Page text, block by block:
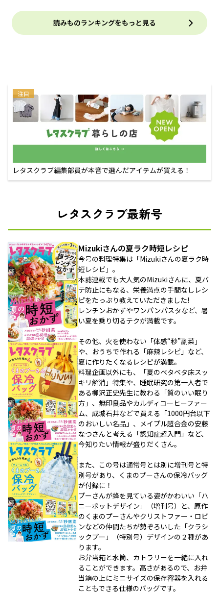
読みものランキングをもっと見る
注目
レタスクラブ編集部員が本音で選んだアイテムが買える！
レタスクラブ最新号
Mizukiさんの夏ラク時短レシピ
今号の料理特集は「Mizukiさんの夏ラク時
短レシピ」。
本誌連載でも大人気のMizukiさんに、夏バ
テ防止にもなる、栄養満点の手間なしレシ
ピをたっぷり教えていただきました!
レンチンおかずやワンパンパスタなど、暑
い夏を乗り切るテクが満載です。
その他、火を使わない「体感“秒”副菜」
や、おうちで作れる「麻辣レシピ」など、
夏に作りたくなるレシピが満載。
料理企画以外にも、「夏のベタベタ床スッ
キリ解消」特集や、睡眠研究の第一人者で
ある柳沢正史先生に教わる「質のいい眠り
方」、無印良品やカルディコーヒーファー
ム、成城石井などで買える「1000円台以下
のおいしい名品」、メイプル超合金の安藤
なつさんと考える「認知症超入門」など、
今知りたい情報が盛りだくさん。
また、この号は通常号とは別に増刊号と特
別号があり、くまのプーさんの保冷バッグ
が付録に！
プーさんが蜂を見ている姿がかわいい「ハ
ニーポットデザイン」（増刊号）と、原作
のくまのプーさんやクリストファー・ロビ
ンなどの仲間たちが勢ぞろいした「クラシ
ックプー」（特別号）デザインの２種があ
ります。
お弁当箱と水筒、カトラリーを一緒に入れ
ることができます。高さがあるので、お弁
当箱の上にミニサイズの保存容器を入れる
こともできる仕様のバッグです。